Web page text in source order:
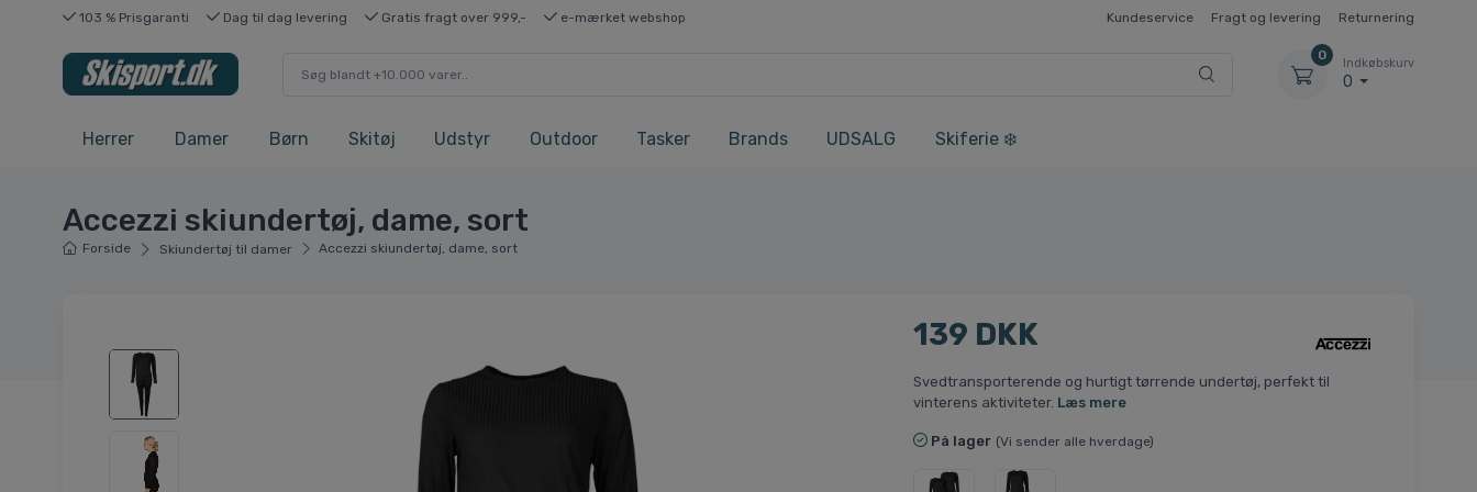
103 % Prisgaranti Dag til dag levering Gratis fragt over 999,- e-mærket webshop Kundeservice Fragt og levering Returnering
0
Indkøbskurv
0
Herrer Damer Børn Skitøj Udstyr Outdoor Tasker Brands UDSALG Skiferie ❄️
Accezzi skiundertøj, dame, sort
Forside Skiundertøj til damer Accezzi skiundertøj, dame, sort
139 DKK
Svedtransporterende og hurtigt tørrende undertøj, perfekt til
vinterens aktiviteter. Læs mere
På lager (Vi sender alle hverdage)